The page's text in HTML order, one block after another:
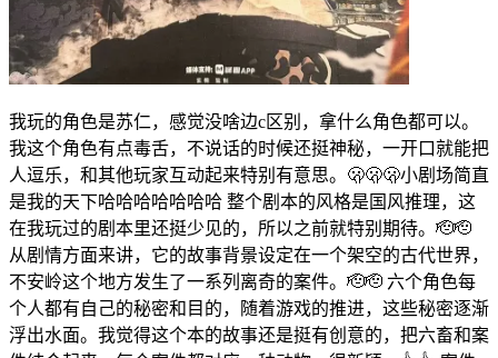
我玩的角色是苏仁，感觉没啥边c区别，拿什么角色都可以。
我这个角色有点毒舌，不说话的时候还挺神秘，一开口就能把
人逗乐，和其他玩家互动起来特别有意思。🫢🫢🫢小剧场简直
是我的天下哈哈哈哈哈哈哈 整个剧本的风格是国风推理，这
在我玩过的剧本里还挺少见的，所以之前就特别期待。🫡🫡
从剧情方面来讲，它的故事背景设定在一个架空的古代世界，
不安岭这个地方发生了一系列离奇的案件。🫡🫡 六个角色每
个人都有自己的秘密和目的，随着游戏的推进，这些秘密逐渐
浮出水面。我觉得这个本的故事还是挺有创意的，把六畜和案